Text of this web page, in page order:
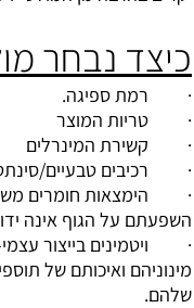
כיצד נבחר
· רמת ספיגה.
· טריות המוצר
· קשירת המינרלים
· רכיבים טבעיים/
· הימצאות חומרים
השפעתם על הגוף אינה
· ויטמינים בייצור
מינוניהם ואיכותם של
שלהם.